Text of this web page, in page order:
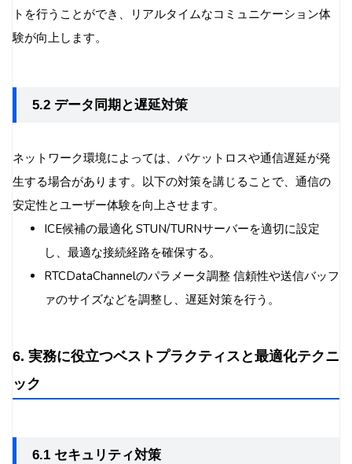
トを行うことができ、リアルタイムなコミュニケーション体
験が向上します。
5.2 データ同期と遅延対策
ネットワーク環境によっては、パケットロスや通信遅延が発
生する場合があります。以下の対策を講じることで、通信の
安定性とユーザー体験を向上させます。
ICE候補の最適化 STUN/TURNサーバーを適切に設定
し、最適な接続経路を確保する。
RTCDataChannelのパラメータ調整 信頼性や送信バッフ
ァのサイズなどを調整し、遅延対策を行う。
6. 実務に役立つベストプラクティスと最適化テクニ
ック
6.1 セキュリティ対策